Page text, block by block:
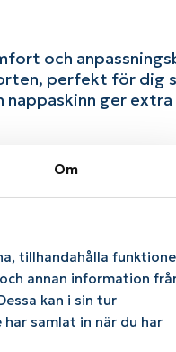
Om
tillhandahålla
annan information
kan i sin tur
samlat in när du har
och
perfekt för dig
ger
medan den
tryckpunkter